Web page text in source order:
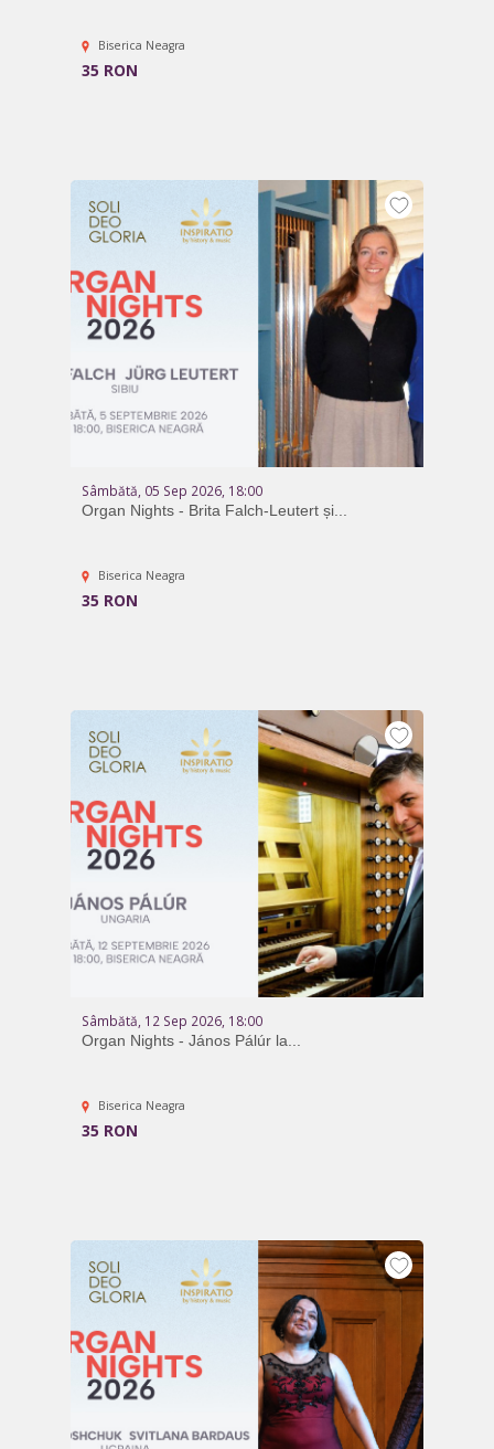
Biserica Neagra
35 RON
Sâmbătă, 05 Sep 2026, 18:00
Organ Nights - Brita Falch-Leutert și...
Biserica Neagra
35 RON
Sâmbătă, 12 Sep 2026, 18:00
Organ Nights - János Pálúr la...
Biserica Neagra
35 RON